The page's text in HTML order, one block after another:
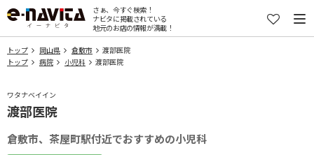
さぁ、今すぐ検索！
ナビタに掲載されている
地元のお店の情報が満載！
トップ 岡山県 倉敷市
渡部医院
トップ
病院 小児科 渡部医院
ワタナベイイン
渡部医院
倉敷市、茶屋町駅付近でおすすめの小児科